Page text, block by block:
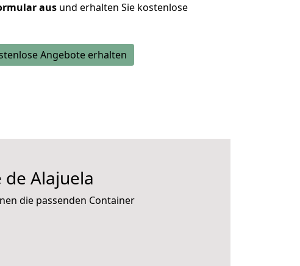
aus und erhalten Sie kostenlose
Angebote erhalten
de Alajuela
die passenden Container